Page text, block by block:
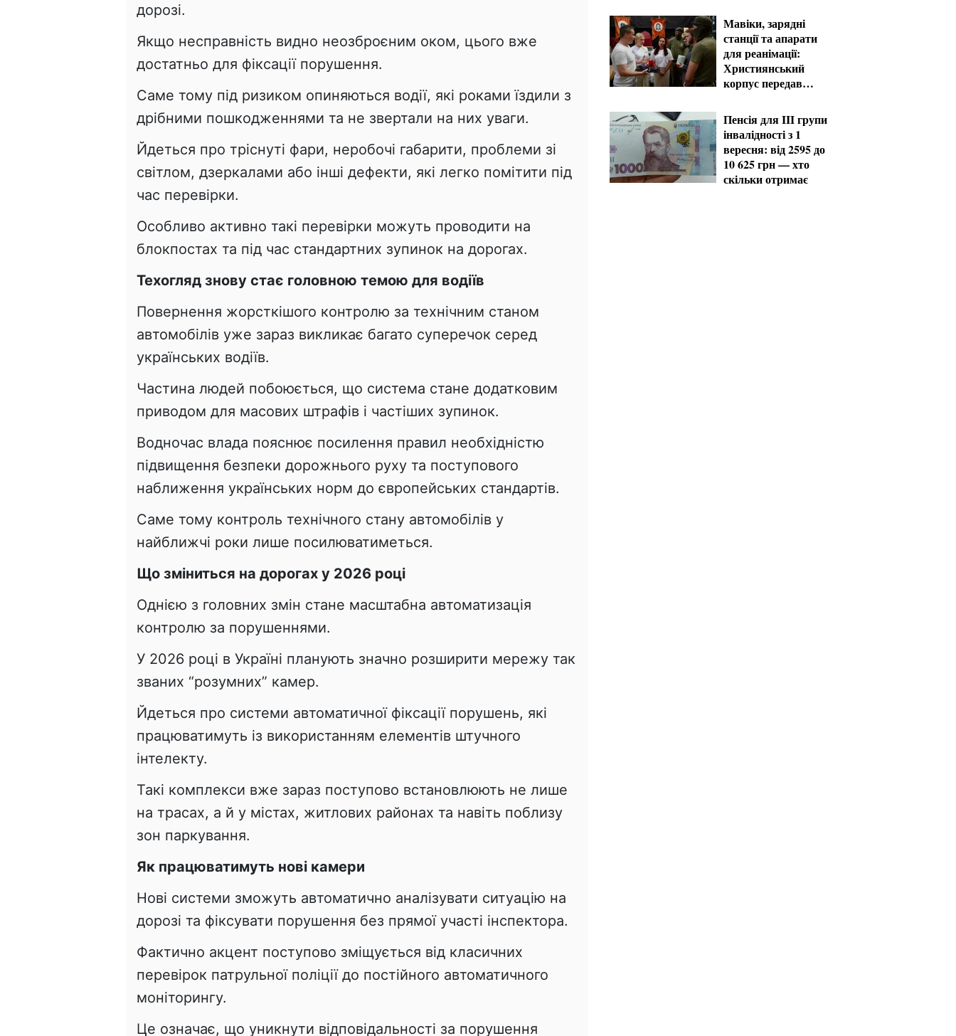
дорозі.
Якщо несправність видно неозброєним оком, цього вже
достатньо для фіксації порушення.
Саме тому під ризиком опиняються водії, які роками їздили з
дрібними пошкодженнями та не звертали на них уваги.
Йдеться про тріснуті фари, неробочі габарити, проблеми зі
світлом, дзеркалами або інші дефекти, які легко помітити під
час перевірки.
Особливо активно такі перевірки можуть проводити на
блокпостах та під час стандартних зупинок на дорогах.
Техогляд знову стає головною темою для водіїв
Повернення жорсткішого контролю за технічним станом
автомобілів уже зараз викликає багато суперечок серед
українських водіїв.
Частина людей побоюється, що система стане додатковим
приводом для масових штрафів і частіших зупинок.
Водночас влада пояснює посилення правил необхідністю
підвищення безпеки дорожнього руху та поступового
наближення українських норм до європейських стандартів.
Саме тому контроль технічного стану автомобілів у
найближчі роки лише посилюватиметься.
Що зміниться на дорогах у 2026 році
Однією з головних змін стане масштабна автоматизація
контролю за порушеннями.
У 2026 році в Україні планують значно розширити мережу так
званих “розумних” камер.
Йдеться про системи автоматичної фіксації порушень, які
працюватимуть із використанням елементів штучного
інтелекту.
Такі комплекси вже зараз поступово встановлюють не лише
на трасах, а й у містах, житлових районах та навіть поблизу
зон паркування.
Як працюватимуть нові камери
Нові системи зможуть автоматично аналізувати ситуацію на
дорозі та фіксувати порушення без прямої участі інспектора.
Фактично акцент поступово зміщується від класичних
перевірок патрульної поліції до постійного автоматичного
моніторингу.
Це означає, що уникнути відповідальності за порушення
Мавіки, зарядні
станції та апарати
для реанімації:
Християнський
корпус передав
Запорізький та
Покровський
напрямки
Пенсія для III групи
інвалідності з 1
вересня: від 2595 до
10 625 грн — хто
скільки отримає